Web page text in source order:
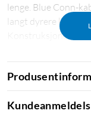
lenge. Blue Conn-
langt dyrere
Konstruksjonen er
TV, datamaskin
excellence!
SPDIF Optisk